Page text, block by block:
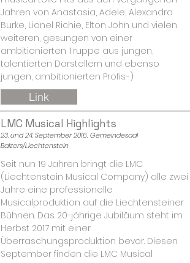
Jahren von Anastasia, Adele, Alexandra
Burke, Lionel Richie, Elton John und vielen
weiteren, gesungen von einer
ambitionierten Truppe aus jungen,
talentierten Darstellern und ebenso
jungen, ambitionierten Profis:-)
Link
LMC Musical Highlights
23. und 24. September 2016, Gemeindesaal
Balzers/Liechtenstein
Seit nun 19 Jahren bringt die LMC
(Liechtenstein Musical Company) alle zwei
Jahre eine professionelle
Musicalproduktion auf die Liechtensteiner
Bühnen. Das 20-jährige Jubiläum steht im
Herbst 2017 mit einer
Überraschungsproduktion bevor. Diesen
September finden die LMC Musical